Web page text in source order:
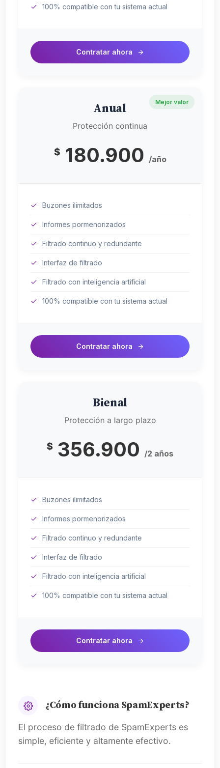
100% compatible con tu sistema actual
Contratar ahora
Mejor valor
Anual
Protección continua
$ 180.900 /año
Buzones ilimitados
Informes pormenorizados
Filtrado continuo y redundante
Interfaz de filtrado
Filtrado con inteligencia artificial
100% compatible con tu sistema actual
Contratar ahora
Bienal
Protección a largo plazo
$ 356.900 /2 años
Buzones ilimitados
Informes pormenorizados
Filtrado continuo y redundante
Interfaz de filtrado
Filtrado con inteligencia artificial
100% compatible con tu sistema actual
Contratar ahora
¿Cómo funciona SpamExperts?
El proceso de filtrado de SpamExperts es
simple, eficiente y altamente efectivo.